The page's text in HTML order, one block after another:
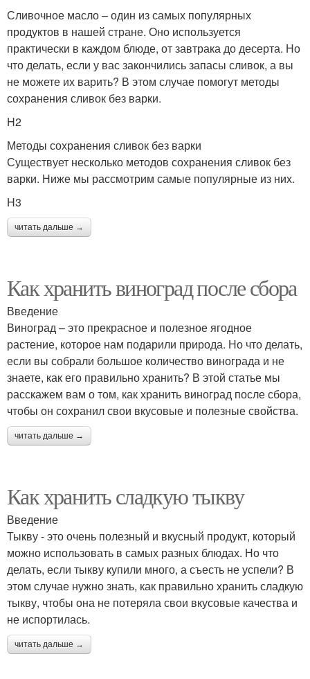
Сливочное масло – один из самых популярных
продуктов в нашей стране. Оно используется
практически в каждом блюде, от завтрака до десерта. Но
что делать, если у вас закончились запасы сливок, а вы
не можете их варить? В этом случае помогут методы
сохранения сливок без варки.
H2
Методы сохранения сливок без варки
Существует несколько методов сохранения сливок без
варки. Ниже мы рассмотрим самые популярные из них.
H3
читать дальше →
Как хранить виноград после сбора
Введение
Виноград – это прекрасное и полезное ягодное
растение, которое нам подарили природа. Но что делать,
если вы собрали большое количество винограда и не
знаете, как его правильно хранить? В этой статье мы
расскажем вам о том, как хранить виноград после сбора,
чтобы он сохранил свои вкусовые и полезные свойства.
читать дальше →
Как хранить сладкую тыкву
Введение
Тыкву - это очень полезный и вкусный продукт, который
можно использовать в самых разных блюдах. Но что
делать, если тыкву купили много, а съесть не успели? В
этом случае нужно знать, как правильно хранить сладкую
тыкву, чтобы она не потеряла свои вкусовые качества и
не испортилась.
читать дальше →